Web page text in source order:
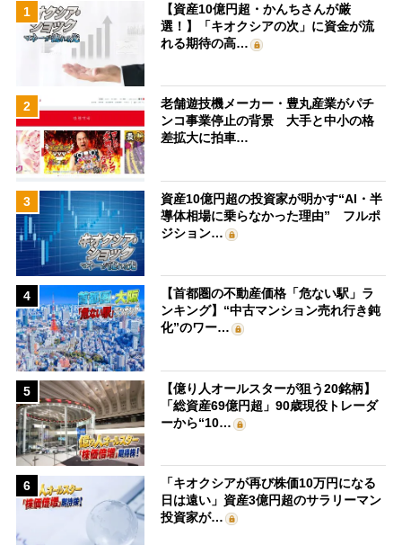
1
【資産10億円超・かんちさんが厳
選！】「キオクシアの次」に資金が流
れる期待の高…
2
老舗遊技機メーカー・豊丸産業がパチ
ンコ事業停止の背景 大手と中小の格
差拡大に拍車…
3
資産10億円超の投資家が明かす“AI・半
導体相場に乗らなかった理由” フルポ
ジション…
4
【首都圏の不動産価格「危ない駅」ラ
ンキング】“中古マンション売れ行き鈍
化”のワー…
5
【億り人オールスターが狙う20銘柄】
「総資産69億円超」90歳現役トレーダ
ーから“10…
6
「キオクシアが再び株価10万円になる
日は遠い」資産3億円超のサラリーマン
投資家が…